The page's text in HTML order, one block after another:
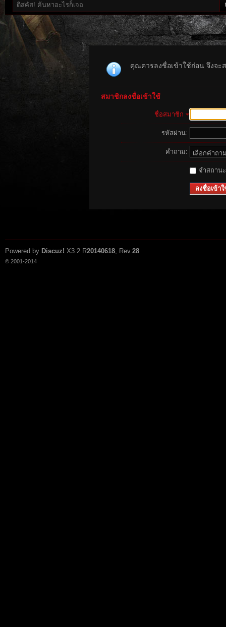
คุณควรลงชื่อเข้าใช้ก่อน จึงจะ
สมาชิกลงชื่อเข้าใช้
ชื่อสมาชิก
รหัสผ่าน:
คำถาม:
จำสถาน
ลงชื่อเข้าใ
Powered by Discuz! X3.2 R20140618, Rev.28
© 2001-2014